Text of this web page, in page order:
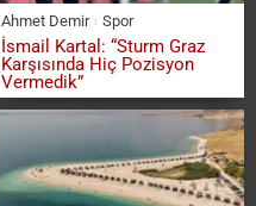
Ahmet Demir Spor
İsmail Kartal: “Sturm Graz
Karşısında Hiç Pozisyon
Vermedik”